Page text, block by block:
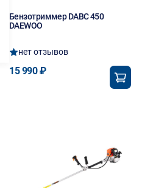
Бензотриммер DABC 450
DAEWOO
нет отзывов
15 990 ₽